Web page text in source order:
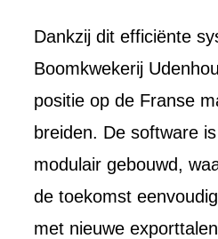
Dankzij dit efficiënte
Boomkwekerij
positie op de Franse
breiden. De software
modulair gebouwd,
de toekomst
met nieuwe